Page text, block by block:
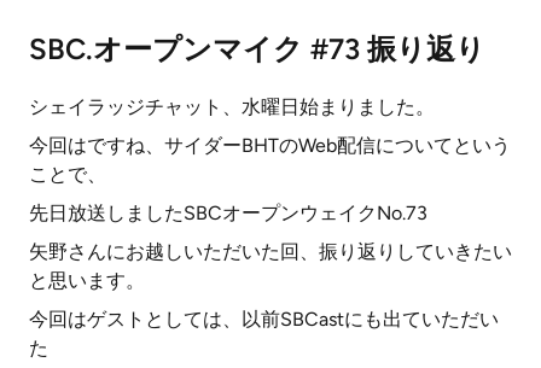
SBC.オープンマイク #73 振り返り
シェイラッジチャット、水曜日始まりました。
今回はですね、サイダーBHTのWeb配信についてという
ことで、
先日放送しましたSBCオープンウェイクNo.73
矢野さんにお越しいただいた回、振り返りしていきたい
と思います。
今回はゲストとしては、以前SBCastにも出ていただい
た